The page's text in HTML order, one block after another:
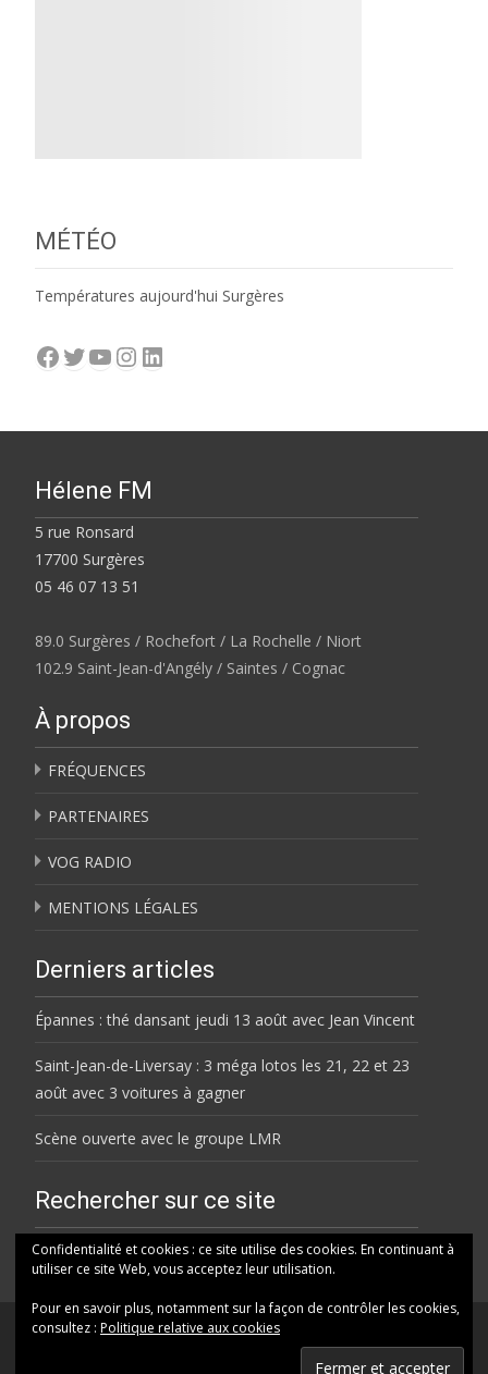
MÉTÉO
Températures aujourd'hui Surgères
Facebook
Twitter
YouTube
Instagram
LinkedIn
Hélene FM
5 rue Ronsard
17700 Surgères
05 46 07 13 51
89.0 Surgères / Rochefort / La Rochelle / Niort
102.9 Saint-Jean-d'Angély / Saintes / Cognac
À propos
FRÉQUENCES
PARTENAIRES
VOG RADIO
MENTIONS LÉGALES
Derniers articles
Épannes : thé dansant jeudi 13 août avec Jean Vincent
Saint-Jean-de-Liversay : 3 méga lotos les 21, 22 et 23
août avec 3 voitures à gagner
Scène ouverte avec le groupe LMR
Rechercher sur ce site
Rechercher
Confidentialité et cookies : ce site utilise des cookies. En continuant à
utiliser ce site Web, vous acceptez leur utilisation.
Pour en savoir plus, notamment sur la façon de contrôler les cookies,
consultez : Politique relative aux cookies